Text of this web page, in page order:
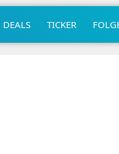
DEALS TICKER